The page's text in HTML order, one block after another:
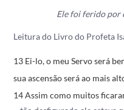
Ele foi feridopor
Leitura do Livro do Profeta
13 Ei-lo, o meu Servo será
sua ascensão será ao mais
14 Assim como muitos